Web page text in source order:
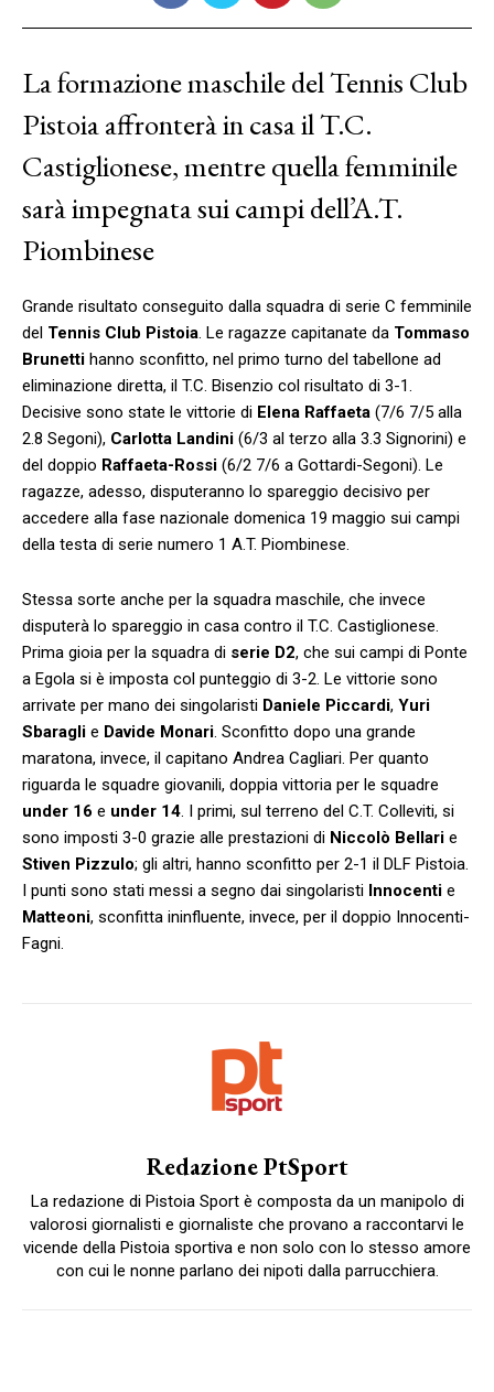
La formazione maschile del Tennis Club
Pistoia affronterà in casa il T.C.
Castiglionese, mentre quella femminile
sarà impegnata sui campi dell’A.T.
Piombinese
Grande risultato conseguito dalla squadra di serie C femminile
del Tennis Club Pistoia. Le ragazze capitanate da Tommaso
Brunetti hanno sconfitto, nel primo turno del tabellone ad
eliminazione diretta, il T.C. Bisenzio col risultato di 3-1.
Decisive sono state le vittorie di Elena Raffaeta (7/6 7/5 alla
2.8 Segoni), Carlotta Landini (6/3 al terzo alla 3.3 Signorini) e
del doppio Raffaeta-Rossi (6/2 7/6 a Gottardi-Segoni). Le
ragazze, adesso, disputeranno lo spareggio decisivo per
accedere alla fase nazionale domenica 19 maggio sui campi
della testa di serie numero 1 A.T. Piombinese.
Stessa sorte anche per la squadra maschile, che invece
disputerà lo spareggio in casa contro il T.C. Castiglionese.
Prima gioia per la squadra di serie D2, che sui campi di Ponte
a Egola si è imposta col punteggio di 3-2. Le vittorie sono
arrivate per mano dei singolaristi Daniele Piccardi, Yuri
Sbaragli e Davide Monari. Sconfitto dopo una grande
maratona, invece, il capitano Andrea Cagliari. Per quanto
riguarda le squadre giovanili, doppia vittoria per le squadre
under 16 e under 14. I primi, sul terreno del C.T. Colleviti, si
sono imposti 3-0 grazie alle prestazioni di Niccolò Bellari e
Stiven Pizzulo; gli altri, hanno sconfitto per 2-1 il DLF Pistoia.
I punti sono stati messi a segno dai singolaristi Innocenti e
Matteoni, sconfitta ininfluente, invece, per il doppio Innocenti-
Fagni.
Redazione PtSport
La redazione di Pistoia Sport è composta da un manipolo di
valorosi giornalisti e giornaliste che provano a raccontarvi le
vicende della Pistoia sportiva e non solo con lo stesso amore
con cui le nonne parlano dei nipoti dalla parrucchiera.